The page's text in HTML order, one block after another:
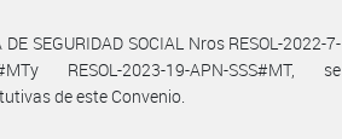
SEGURIDAD SOCIAL Nros RESOL-2022-7-
RESOL-2023-19-APN-SSS#MT, se
de este Convenio.